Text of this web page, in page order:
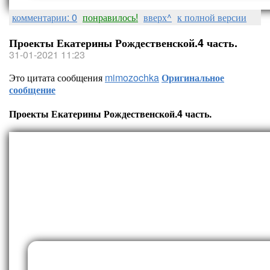
комментарии: 0 понравилось! вверх^ к полной версии
Проекты Екатерины Рождественской.4 часть.
31-01-2021 11:23
Это цитата сообщения mimozochkaОригинальное
сообщение
Проекты Екатерины Рождественской.4 часть.